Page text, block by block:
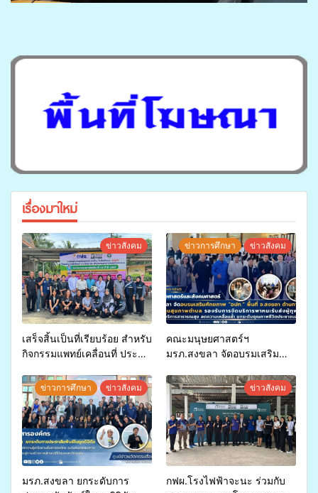
เรื่องมาใหม่
ข่าวสังคม
เสร็จสิ้นเป็นที่เรียบร้อย สำหรับ
กิจกรรมแพทย์เคลื่อนที่ ประจำ
สุขภาพแก่ประชาชนในพื้นที่
อำเภอจะนะ
ข่าวการศึกษา ข่าวสังคม
คณะมนุษยศาสตร์ฯ
มรภ.สงขลา จัดอบรมเสริม
จ่ายงบกองทุนสุขภาพตำบล
รองรับการจัดบริการพาหนะรับ
ส่งผู้ทุพพลภาพเพื่อเข้ารับ
บริการสาธารณสุข ลดความ
เหลื่อมล้ำ ยกระดับคุณภาพ
ชีวิตประชาชนอย่างยั่งยืน
ข่าวการศึกษา ข่าวสังคม
มรภ.สงขลา ยกระดับการ
ข่าวสังคม
กฟผ.โรงไฟฟ้าจะนะ ร่วมกับ